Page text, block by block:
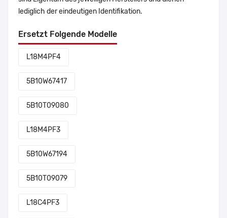
lediglich der eindeutigen Identifikation.
Ersetzt Folgende Modelle
L18M4PF4
5B10W67417
5B10T09080
L18M4PF3
5B10W67194
5B10T09079
L18C4PF3